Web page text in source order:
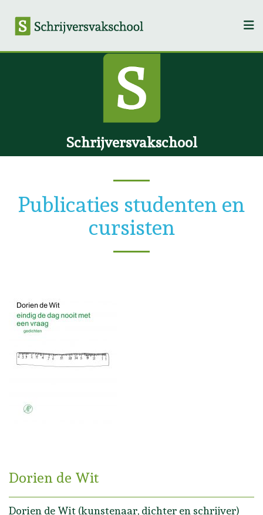
Schrijversvakschool
Publicaties studenten en
cursisten
Dorien de Wit
Dorien de Wit (kunstenaar, dichter en schrijver)